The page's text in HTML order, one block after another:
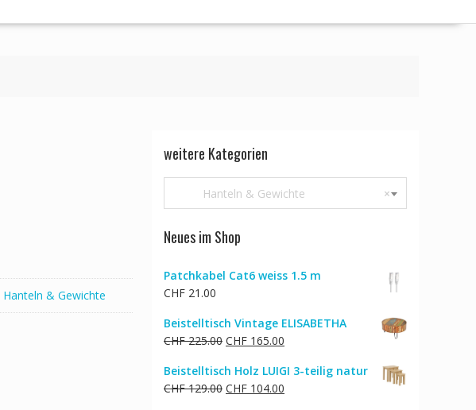
Hanteln & Gewichte
weitere Kategorien
×
Hanteln & Gewichte
Neues im Shop
Patchkabel Cat6 weiss 1.5 m
CHF 21.00
Beistelltisch Vintage ELISABETHA
CHF225.00 Ursprünglicher
war:
CHF 225.00
CHF 165.00
ist:
CHF 165.00.
Beistelltisch Holz LUIGI 3-teilig natur
CHF129.00 Ursprünglicher
CHF 104.00